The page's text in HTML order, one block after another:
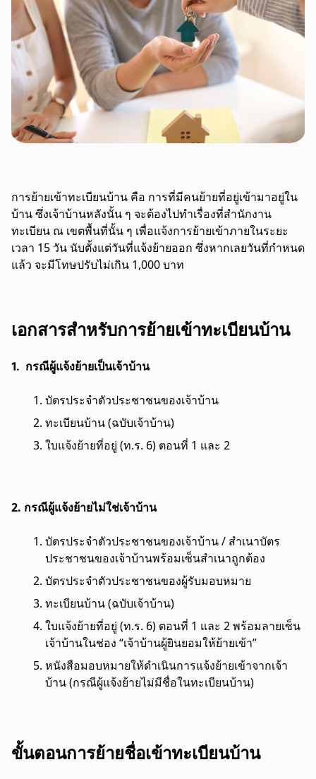
การย้ายเข้าทะเบียนบ้าน คือ การที่มีคนย้ายที่อยู่เข้ามาอยู่ใน
บ้าน ซึ่งเจ้าบ้านหลังนั้น ๆ จะต้องไปทำเรื่องที่สำนักงาน
ทะเบียน ณ เขตพื้นที่นั้น ๆ เพื่อแจ้งการย้ายเข้าภายในระยะ
เวลา 15 วัน นับตั้งแต่วันที่แจ้งย้ายออก ซึ่งหากเลยวันที่กำหนด
แล้ว จะมีโทษปรับไม่เกิน 1,000 บาท
เอกสารสำหรับการย้ายเข้าทะเบียนบ้าน
1. กรณีผู้แจ้งย้ายเป็นเจ้าบ้าน
บัตรประจำตัวประชาชนของเจ้าบ้าน
ทะเบียนบ้าน (ฉบับเจ้าบ้าน)
ใบแจ้งย้ายที่อยู่ (ท.ร. 6) ตอนที่ 1 และ 2
2. กรณีผู้แจ้งย้ายไม่ใช่เจ้าบ้าน
บัตรประจำตัวประชาชนของเจ้าบ้าน / สำเนาบัตร
ประชาชนของเจ้าบ้านพร้อมเซ็นสำเนาถูกต้อง
บัตรประจำตัวประชาชนของผู้รับมอบหมาย
ทะเบียนบ้าน (ฉบับเจ้าบ้าน)
ใบแจ้งย้ายที่อยู่ (ท.ร. 6) ตอนที่ 1 และ 2 พร้อมลายเซ็น
เจ้าบ้านในช่อง “เจ้าบ้านผู้ยินยอมให้ย้ายเข้า”
หนังสือมอบหมายให้ดำเนินการแจ้งย้ายเข้าจากเจ้า
บ้าน (กรณีผู้แจ้งย้ายไม่มีชื่อในทะเบียนบ้าน)
ขั้นตอนการย้ายชื่อเข้าทะเบียนบ้าน